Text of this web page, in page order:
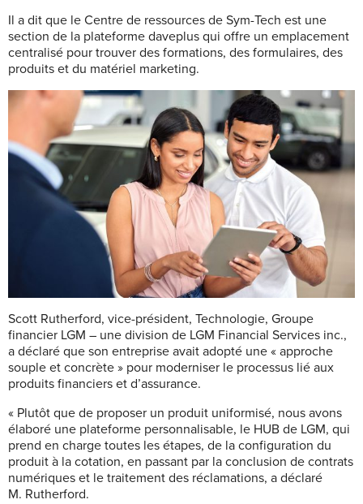
Il a dit que le Centre de ressources de Sym-Tech est une
section de la plateforme daveplus qui offre un emplacement
centralisé pour trouver des formations, des formulaires, des
produits et du matériel marketing.
Scott Rutherford, vice-président, Technologie, Groupe
financier LGM – une division de LGM Financial Services inc.,
a déclaré que son entreprise avait adopté une « approche
souple et concrète » pour moderniser le processus lié aux
produits financiers et d’assurance.
« Plutôt que de proposer un produit uniformisé, nous avons
élaboré une plateforme personnalisable, le HUB de LGM, qui
prend en charge toutes les étapes, de la configuration du
produit à la cotation, en passant par la conclusion de contrats
numériques et le traitement des réclamations, a déclaré
M. Rutherford.